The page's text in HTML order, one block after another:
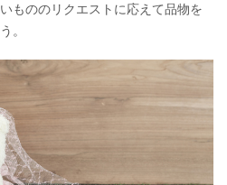
もののリクエストに応えて品物を
。